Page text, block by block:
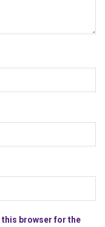
this browser for the